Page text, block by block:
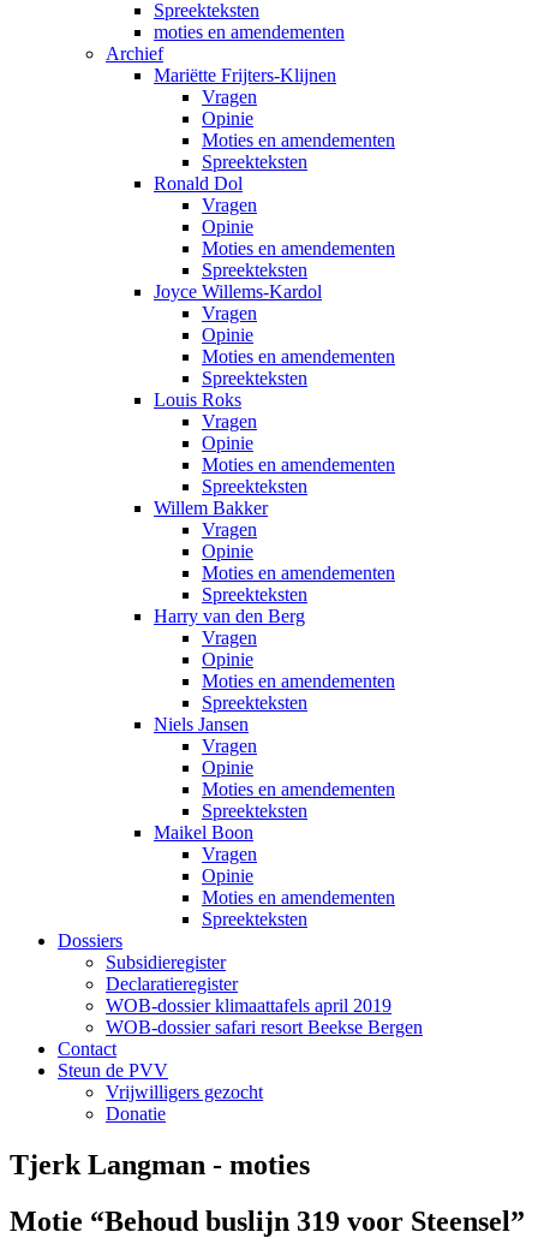
Spreekteksten
moties en amendementen
Archief
Mariëtte Frijters-Klijnen
Vragen
Opinie
Moties en amendementen
Spreekteksten
Ronald Dol
Vragen
Opinie
Moties en amendementen
Spreekteksten
Joyce Willems-Kardol
Vragen
Opinie
Moties en amendementen
Spreekteksten
Louis Roks
Vragen
Opinie
Moties en amendementen
Spreekteksten
Willem Bakker
Vragen
Opinie
Moties en amendementen
Spreekteksten
Harry van den Berg
Vragen
Opinie
Moties en amendementen
Spreekteksten
Niels Jansen
Vragen
Opinie
Moties en amendementen
Spreekteksten
Maikel Boon
Vragen
Opinie
Moties en amendementen
Spreekteksten
Dossiers
Subsidieregister
Declaratieregister
WOB-dossier klimaattafels april 2019
WOB-dossier safari resort Beekse Bergen
Contact
Steun de PVV
Vrijwilligers gezocht
Donatie
Tjerk Langman - moties
Motie “Behoud buslijn 319 voor Steensel”